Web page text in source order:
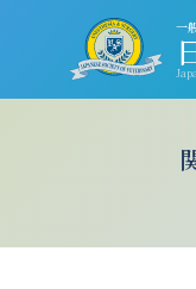
一